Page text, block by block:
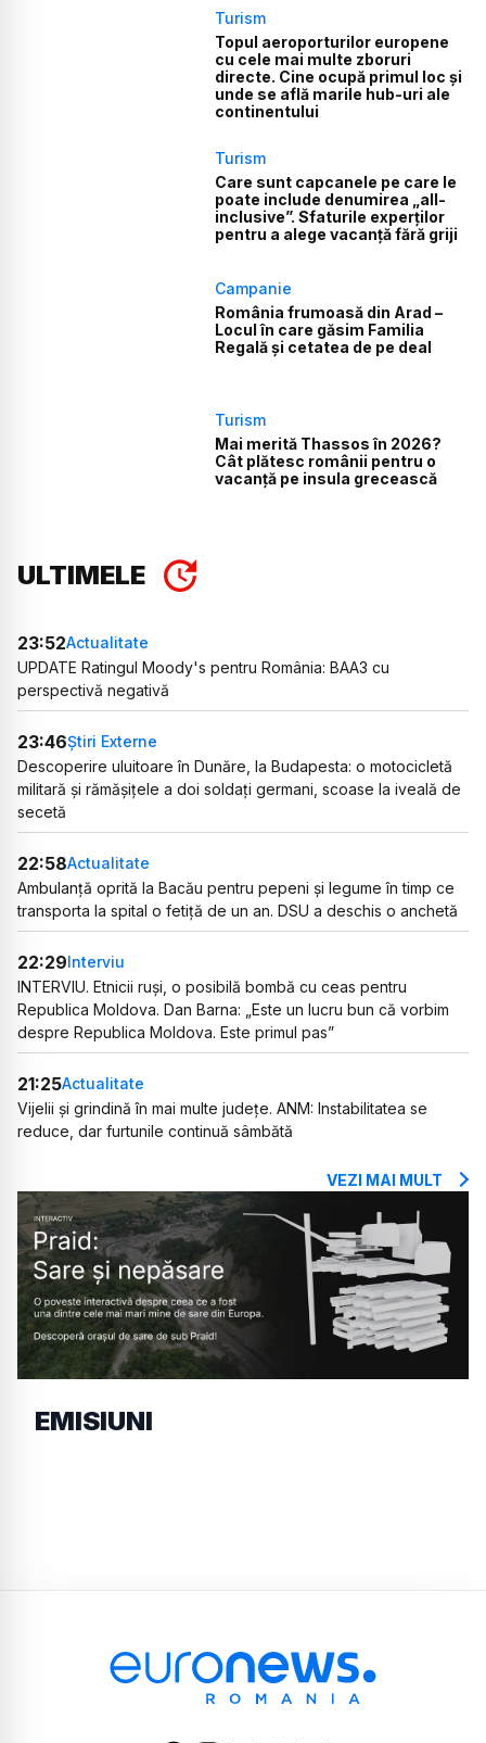
Turism
Topul aeroporturilor europene
cu cele mai multe zboruri
directe. Cine ocupă primul loc și
unde se află marile hub-uri ale
continentului
Turism
Care sunt capcanele pe care le
poate include denumirea „all-
inclusive”. Sfaturile experților
pentru a alege vacanță fără griji
Campanie
România frumoasă din Arad –
Locul în care găsim Familia
Regală și cetatea de pe deal
Turism
Mai merită Thassos în 2026?
Cât plătesc românii pentru o
vacanță pe insula grecească
ULTIMELE
23:52Actualitate
UPDATE Ratingul Moody's pentru România: BAA3 cu
perspectivă negativă
23:46Știri Externe
Descoperire uluitoare în Dunăre, la Budapesta: o motocicletă
militară și rămășițele a doi soldați germani, scoase la iveală de
secetă
22:58Actualitate
Ambulanță oprită la Bacău pentru pepeni și legume în timp ce
transporta la spital o fetiță de un an. DSU a deschis o anchetă
22:29Interviu
INTERVIU. Etnicii ruși, o posibilă bombă cu ceas pentru
Republica Moldova. Dan Barna: „Este un lucru bun că vorbim
despre Republica Moldova. Este primul pas”
21:25Actualitate
Vijelii și grindină în mai multe județe. ANM: Instabilitatea se
reduce, dar furtunile continuă sâmbătă
VEZI MAI MULT
EMISIUNI